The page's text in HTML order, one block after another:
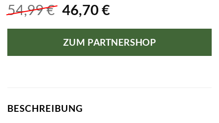
54,99€ Ursprünglicher
Preis
war:
54,99 €
46,70 €Aktueller
ist:
46,70 €.
ZUM PARTNERSHOP
BESCHREIBUNG